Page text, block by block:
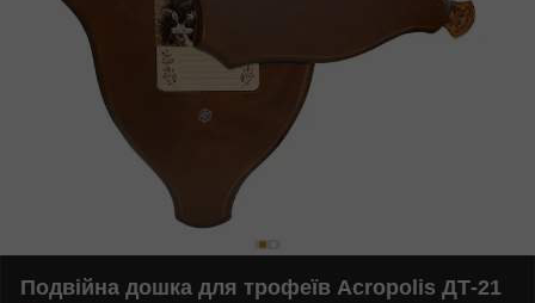
Подвійна дошка для трофеїв Acropolis ДТ-21